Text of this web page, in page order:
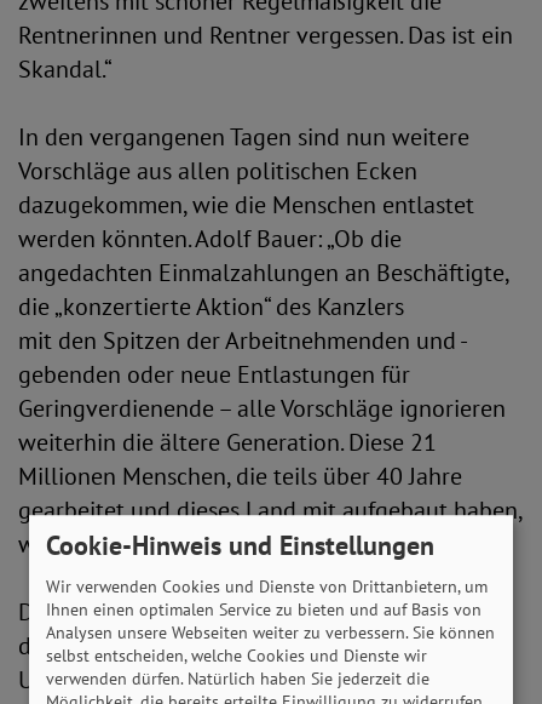
Rentnerinnen und Rentner vergessen. Das ist ein
Skandal.“
In den vergangenen Tagen sind nun weitere
Vorschläge aus allen politischen Ecken
dazugekommen, wie die Menschen entlastet
werden könnten. Adolf Bauer: „Ob die
angedachten Einmalzahlungen an Beschäftigte,
die „konzertierte Aktion“ des Kanzlers
mit den Spitzen der Arbeitnehmenden und -
gebenden oder neue Entlastungen für
Geringverdienende – alle Vorschläge ignorieren
weiterhin die ältere Generation. Diese 21
Millionen Menschen, die teils über 40 Jahre
gearbeitet und dieses Land mit aufgebaut haben,
werden von der Politik nun im Stich gelassen.“
Die bisherigen Maßnahmen gehen deutlich an
dem vorbei, was mehrfach in
Untersuchungen - wie beispielsweise auch vom
Cookie-Hinweis und Einstellungen
Wir verwenden Cookies und Dienste von Drittanbietern, um
Ihnen einen optimalen Service zu bieten und auf Basis von
Analysen unsere Webseiten weiter zu verbessern. Sie können
selbst entscheiden, welche Cookies und Dienste wir
verwenden dürfen. Natürlich haben Sie jederzeit die